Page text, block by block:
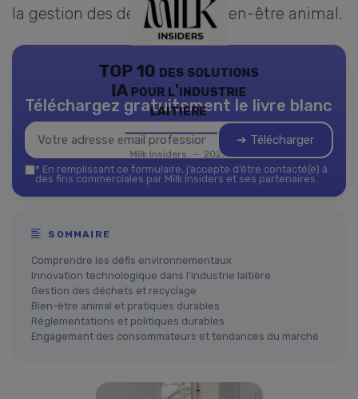
la gestion des déchets et le bien-être animal.
TOP 10 des solutions
IA pour l'industrie
laitière
Milk Insiders — 2026
Téléchargez gratuitement le livre blanc
➔ Télécharger
* En remplissant ce formulaire, j’accepte d’être contacté(e) à
des fins commerciales par Milk Insiders et ses partenaires.
SOMMAIRE
Comprendre les défis environnementaux
Innovation technologique dans l'industrie laitière
Gestion des déchets et recyclage
Bien-être animal et pratiques durables
Réglementations et politiques durables
Engagement des consommateurs et tendances du marché